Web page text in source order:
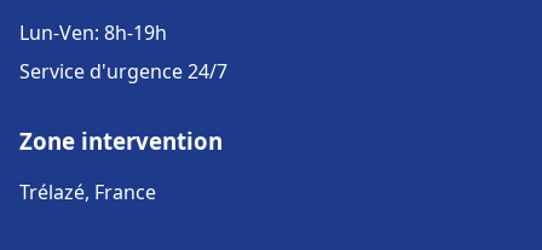
Lun-Ven: 8h-19h
Service d'urgence 24/7
Zone intervention
Trélazé, France